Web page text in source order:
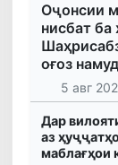
Оҷонсии
нисбат ба
оғоз намуд
5 авг
Дар
аз
маблағҳои